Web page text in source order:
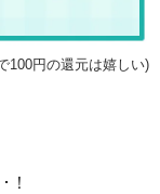
100円の還元は嬉しい)
！